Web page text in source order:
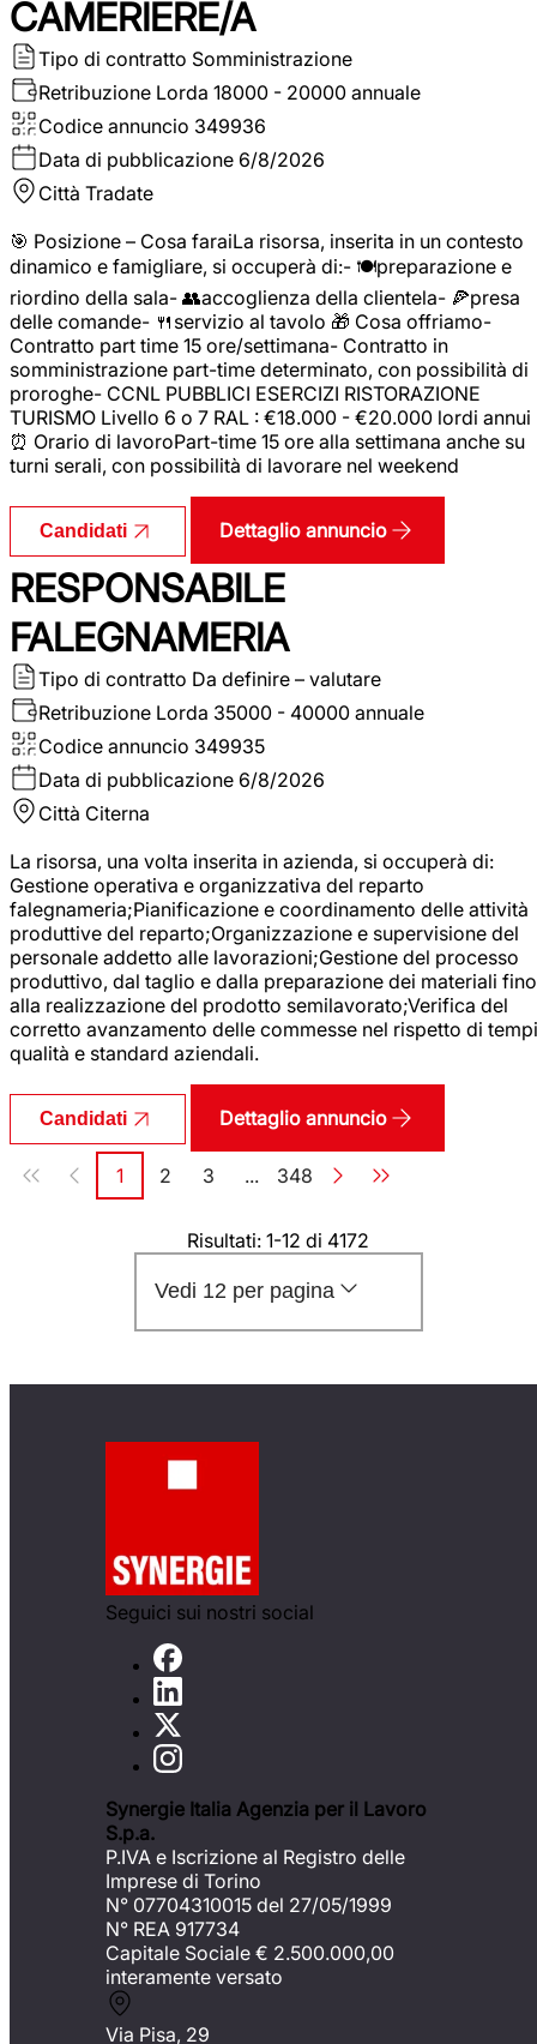
CAMERIERE/A
Tipo di contratto Somministrazione
Retribuzione Lorda 18000 - 20000 annuale
Codice annuncio 349936
Data di pubblicazione 6/8/2026
Città Tradate
🎯 Posizione – Cosa faraiLa risorsa, inserita in un contesto
dinamico e famigliare, si occuperà di:- 🍽️preparazione e
riordino della sala- 👥accoglienza della clientela- 🍕presa
delle comande- 🍴servizio al tavolo 🎁 Cosa offriamo-
Contratto part time 15 ore/settimana- Contratto in
somministrazione part-time determinato, con possibilità di
proroghe- CCNL PUBBLICI ESERCIZI RISTORAZIONE
TURISMO Livello 6 o 7 RAL : €18.000 - €20.000 lordi annui
⏰ Orario di lavoroPart-time 15 ore alla settimana anche su
turni serali, con possibilità di lavorare nel weekend
Candidati Dettaglio annuncio
RESPONSABILE
FALEGNAMERIA
Tipo di contratto Da definire – valutare
Retribuzione Lorda 35000 - 40000 annuale
Codice annuncio 349935
Data di pubblicazione 6/8/2026
Città Citerna
La risorsa, una volta inserita in azienda, si occuperà di:
Gestione operativa e organizzativa del reparto
falegnameria;Pianificazione e coordinamento delle attività
produttive del reparto;Organizzazione e supervisione del
personale addetto alle lavorazioni;Gestione del processo
produttivo, dal taglio e dalla preparazione dei materiali fino
alla realizzazione del prodotto semilavorato;Verifica del
corretto avanzamento delle commesse nel rispetto di
qualità e standard aziendali.
Candidati Dettaglio annuncio
Paginazione
Pagina
1 Pagina
2 Pagina
3 ... Pagina
348
Risultati: 1-12 di 4172
Vedi 12 per pagina
Seguici sui nostri social
Synergie Italia Agenzia per il Lavoro
S.p.a.
P.IVA e Iscrizione al Registro delle
Imprese di Torino
N° 07704310015 del 27/05/1999
N° REA 917734
Capitale Sociale € 2.500.000,00
interamente versato
Via Pisa, 29